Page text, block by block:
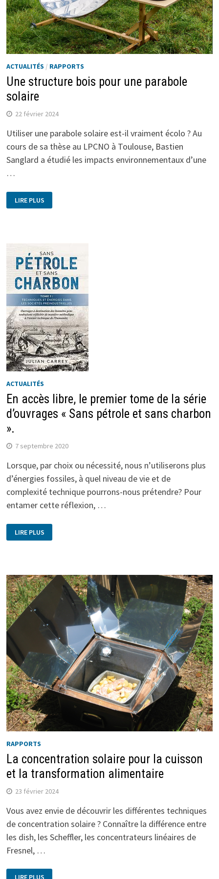
ACTUALITÉS / RAPPORTS
Une structure bois pour une parabole
solaire
22 février 2024
Utiliser une parabole solaire est-il vraiment écolo ? Au
cours de sa thèse au LPCNO à Toulouse, Bastien
Sanglard a étudié les impacts environnementaux d’une
…
LIRE PLUS
ACTUALITÉS
En accès libre, le premier tome de la série
d’ouvrages « Sans pétrole et sans charbon
».
7 septembre 2020
Lorsque, par choix ou nécessité, nous n’utiliserons plus
d’énergies fossiles, à quel niveau de vie et de
complexité technique pourrons-nous prétendre? Pour
entamer cette réflexion, …
LIRE PLUS
RAPPORTS
La concentration solaire pour la cuisson
et la transformation alimentaire
23 février 2024
Vous avez envie de découvrir les différentes techniques
de concentration solaire ? Connaître la différence entre
les dish, les Scheffler, les concentrateurs linéaires de
Fresnel, …